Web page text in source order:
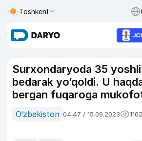
Toshkent
Surxondaryoda 35
bedarak yo‘qoldi. U
bergan fuqaroga
O‘zbekiston 04:47 / 15.09.2023